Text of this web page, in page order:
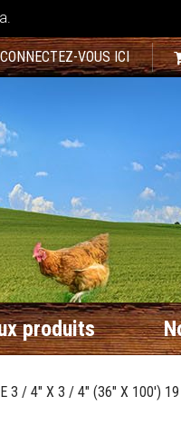
CONNECTEZ-VOUS ICI
produits
3 / 4" X 3 / 4" (36" X 100') 19